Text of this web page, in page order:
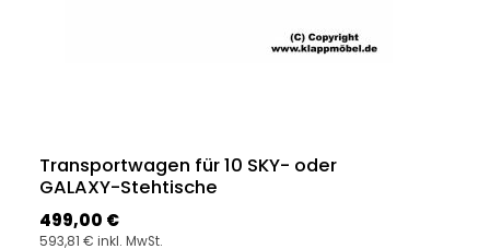
Transportwagen für 10 SKY- oder
GALAXY-Stehtische
Regulärer Preis:
499,00 €
593,81 € inkl. MwSt.